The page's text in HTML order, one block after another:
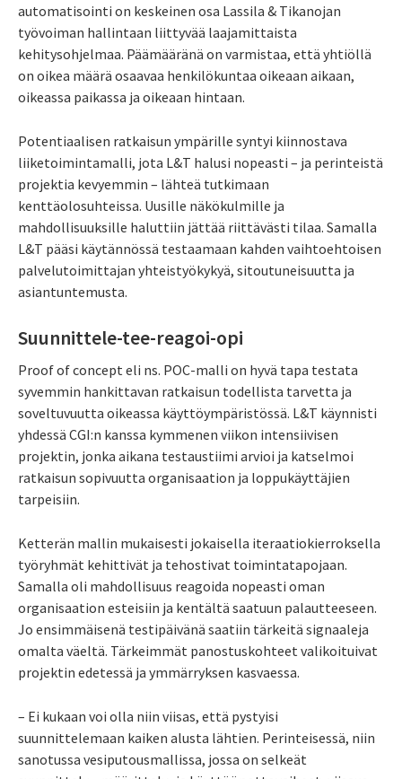
automatisointi on keskeinen osa Lassila & Tikanojan
työvoiman hallintaan liittyvää laajamittaista
kehitysohjelmaa. Päämääränä on varmistaa, että yhtiöllä
on oikea määrä osaavaa henkilökuntaa oikeaan aikaan,
oikeassa paikassa ja oikeaan hintaan.
Potentiaalisen ratkaisun ympärille syntyi kiinnostava
liiketoimintamalli, jota L&T halusi nopeasti – ja perinteistä
projektia kevyemmin – lähteä tutkimaan
kenttäolosuhteissa. Uusille näkökulmille ja
mahdollisuuksille haluttiin jättää riittävästi tilaa. Samalla
L&T pääsi käytännössä testaamaan kahden vaihtoehtoisen
palvelutoimittajan yhteistyökykyä, sitoutuneisuutta ja
asiantuntemusta.
Suunnittele-tee-reagoi-opi
Proof of concept eli ns. POC-malli on hyvä tapa testata
syvemmin hankittavan ratkaisun todellista tarvetta ja
soveltuvuutta oikeassa käyttöympäristössä. L&T käynnisti
yhdessä CGI:n kanssa kymmenen viikon intensiivisen
projektin, jonka aikana testaustiimi arvioi ja katselmoi
ratkaisun sopivuutta organisaation ja loppukäyttäjien
tarpeisiin.
Ketterän mallin mukaisesti jokaisella iteraatiokierroksella
työryhmät kehittivät ja tehostivat toimintatapojaan.
Samalla oli mahdollisuus reagoida nopeasti oman
organisaation esteisiin ja kentältä saatuun palautteeseen.
Jo ensimmäisenä testipäivänä saatiin tärkeitä signaaleja
omalta väeltä. Tärkeimmät panostuskohteet valikoituivat
projektin edetessä ja ymmärryksen kasvaessa.
– Ei kukaan voi olla niin viisas, että pystyisi
suunnittelemaan kaiken alusta lähtien. Perinteisessä, niin
sanotussa vesiputousmallissa, jossa on selkeät